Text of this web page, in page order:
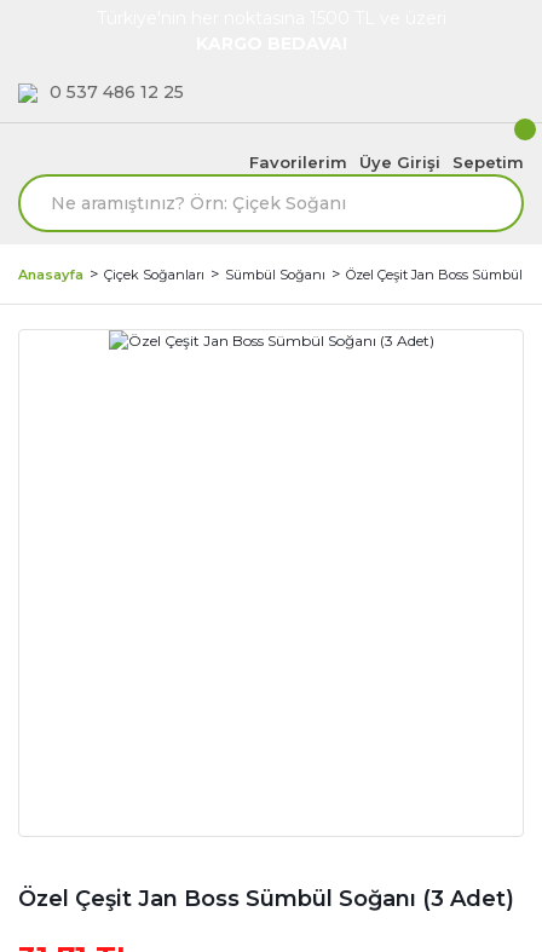
0 537 486 12 25
Favorilerim Üye Girişi Sepetim
Anasayfa Çiçek Soğanları Sümbül Soğanı Özel Çeşit Jan Boss Sümbül
Özel Çeşit Jan Boss Sümbül Soğanı (3 Adet)